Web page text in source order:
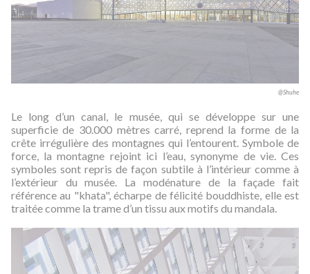
@Shuhe
Le long d’un canal, le musée, qui se développe sur une
superficie de 30.000 mètres carré, reprend la forme de la
crête irrégulière des montagnes qui l’entourent. Symbole de
force, la montagne rejoint ici l’eau, synonyme de vie. Ces
symboles sont repris de façon subtile à l’intérieur comme à
l’extérieur du musée. La modénature de la façade fait
référence au "khata", écharpe de félicité bouddhiste, elle est
traitée comme la trame d’un tissu aux motifs du mandala.